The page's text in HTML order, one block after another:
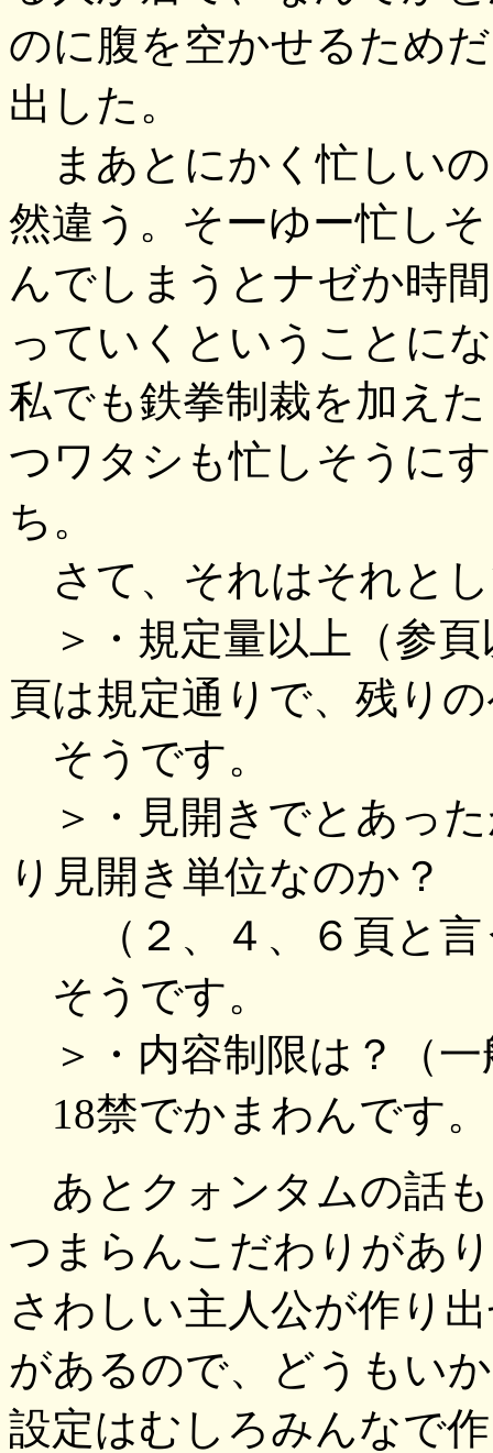
のに腹を空かせるため
出した。
まあとにかく忙しい
然違う。そーゆー忙し
んでしまうとナゼか時
っていくということに
私でも鉄拳制裁を加え
つワタシも忙しそうに
ち。
さて、それはそれと
＞・規定量以上（参頁
頁は規定通りで、残り
そうです。
＞・見開きでとあっ
り見開き単位なのか？
（２、４、６頁と言
そうです。
＞・内容制限は？（一
18禁でかまわんです。
あとクォンタムの話
つまらんこだわりがあ
さわしい主人公が作り
があるので、どうもい
設定はむしろみんなで